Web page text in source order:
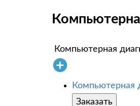
Компьютерная
Компьютерная
Заказать